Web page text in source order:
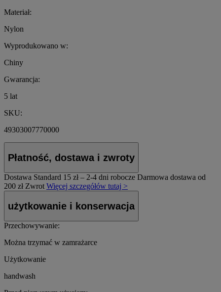
Materiał:
Nylon
Wyprodukowano w:
Chiny
Gwarancja:
5 lat
SKU:
49303007770000
Płatność, dostawa i zwroty
Dostawa Standard 15 zł – 2-4 dni robocze Darmowa dostawa od
200 zł Zwrot Więcej szczegółów tutaj >
użytkowanie i konserwacja
Przechowywanie:
Można trzymać w zamrażarce
Użytkowanie
handwash